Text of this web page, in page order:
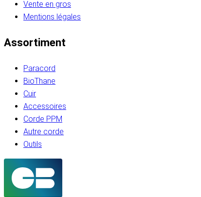
Vente en gros
Mentions légales
Assortiment
Paracord
BioThane
Cuir
Accessoires
Corde PPM
Autre corde
Outils